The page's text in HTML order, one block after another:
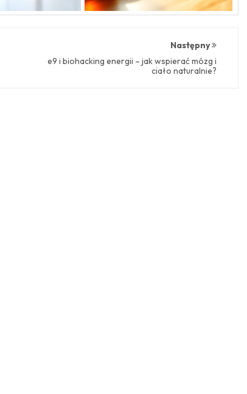
Następny
e9 i biohacking energii – jak wspierać mózg i
ciało naturalnie?